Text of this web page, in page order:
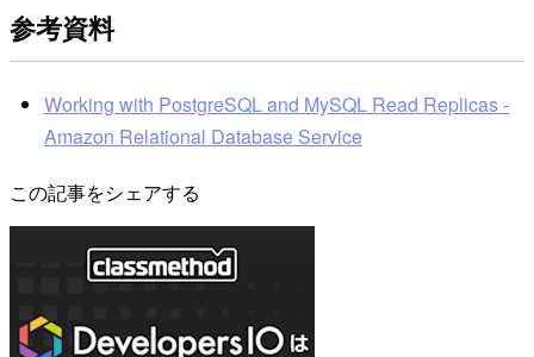
参考資料
Working with PostgreSQL and MySQL Read Replicas -
Amazon Relational Database Service
この記事をシェアする